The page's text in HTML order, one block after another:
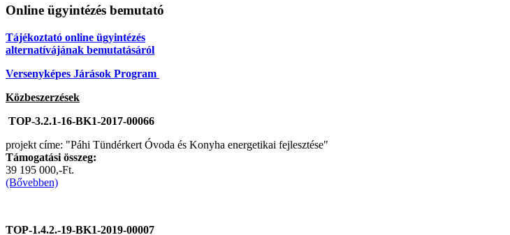
Online ügyintézés bemutató
Tájékoztató online ügyintézés
alternatívájának bemutatásáról
Versenyképes Járások Program
Közbeszerzések
TOP-3.2.1-16-BK1-2017-00066
projekt címe: "Páhi Tündérkert Óvoda és Konyha energetikai fejlesztése"
Támogatási összeg:
39 195 000,-Ft.
(Bővebben)
TOP-1.4.2.-19-BK1-2019-00007